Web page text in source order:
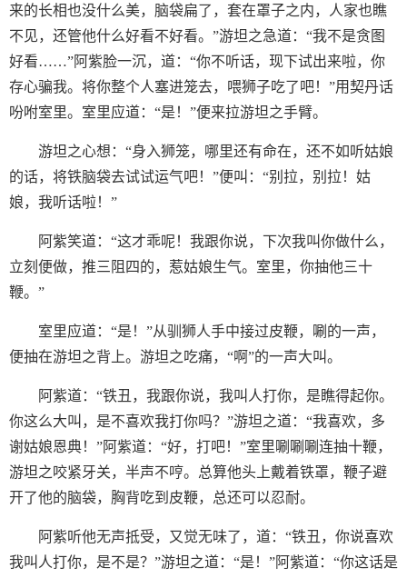
来的长相也没什么美，脑袋扁了，套在罩子之内，人家也瞧
不见，还管他什么好看不好看。”游坦之急道：“我不是贪图
好看……”阿紫脸一沉，道：“你不听话，现下试出来啦，你
存心骗我。将你整个人塞进笼去，喂狮子吃了吧！”用契丹话
吩咐室里。室里应道：“是！”便来拉游坦之手臂。
游坦之心想：“身入狮笼，哪里还有命在，还不如听姑娘
的话，将铁脑袋去试试运气吧！”便叫：“别拉，别拉！姑
娘，我听话啦！”
阿紫笑道：“这才乖呢！我跟你说，下次我叫你做什么，
立刻便做，推三阻四的，惹姑娘生气。室里，你抽他三十
鞭。”
室里应道：“是！”从驯狮人手中接过皮鞭，唰的一声，
便抽在游坦之背上。游坦之吃痛，“啊”的一声大叫。
阿紫道：“铁丑，我跟你说，我叫人打你，是瞧得起你。
你这么大叫，是不喜欢我打你吗？”游坦之道：“我喜欢，多
谢姑娘恩典！”阿紫道：“好，打吧！”室里唰唰唰连抽十鞭，
游坦之咬紧牙关，半声不哼。总算他头上戴着铁罩，鞭子避
开了他的脑袋，胸背吃到皮鞭，总还可以忍耐。
阿紫听他无声抵受，又觉无味了，道：“铁丑，你说喜欢
我叫人打你，是不是？”游坦之道：“是！”阿紫道：“你这话是